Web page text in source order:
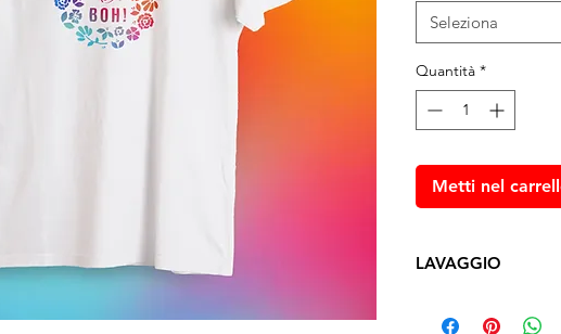
Seleziona
Quantità *
Metti nel
LAVAGGIO
cioècon la stampa